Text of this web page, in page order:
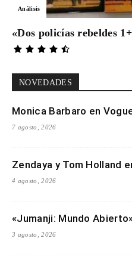
Análisis
«Dos policías rebeldes
NOVEDADES
Monica Barbaro en
7 agosto, 2026
Zendaya y Tom Holland
4 agosto, 2026
«Jumanji: Mundo
3 agosto, 2026